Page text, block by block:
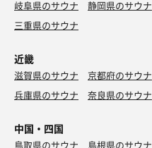
岐阜県のサウナ 静岡県のサウナ
三重県のサウナ
近畿
滋賀県のサウナ 京都府のサウナ
兵庫県のサウナ
奈良県のサウナ
中国・四国
鳥取県のサウナ 島根県のサウナ